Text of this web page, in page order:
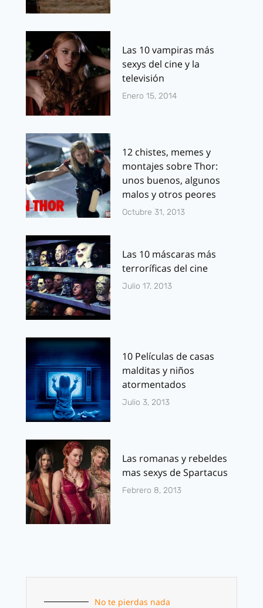
Las 10 vampiras más
sexys del cine y la
televisión
Enero 15, 2014
12 chistes, memes y
montajes sobre Thor:
unos buenos, algunos
malos y otros peores
Octubre 31, 2013
Las 10 máscaras más
terroríficas del cine
Julio 17, 2013
10 Películas de casas
malditas y niños
atormentados
Julio 3, 2013
Las romanas y rebeldes
mas sexys de Spartacus
Febrero 8, 2013
No te pierdas nada